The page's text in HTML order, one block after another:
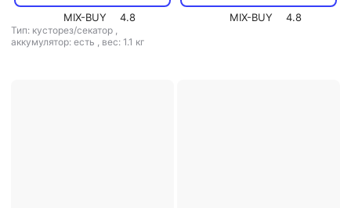
MIX-BUY
4.8
Тип: кусторез/секатор ,
аккумулятор: есть , вес: 1.1 кг
MIX-BUY
4.8